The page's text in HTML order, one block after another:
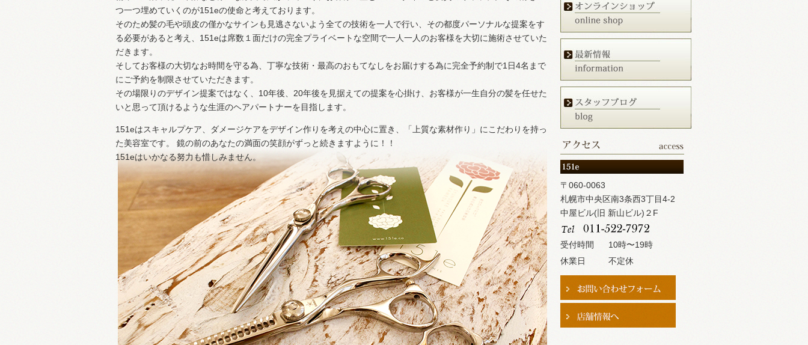
つ一つ埋めていくのが151eの使命と考えております。
そのため髪の毛や頭皮の僅かなサインも見逃さないよう全ての技術を一人で行い、その都度パーソナルな提案をす
る必要があると考え、151eは席数１面だけの完全プライベートな空間で一人一人のお客様を大切に施術させていた
だきます。
そしてお客様の大切なお時間を守る為、丁寧な技術・最高のおもてなしをお届けする為に完全予約制で1日4名まで
にご予約を制限させていただきます。
その場限りのデザイン提案ではなく、10年後、20年後を見据えての提案を心掛け、お客様が一生自分の髪を任せた
いと思って頂けるような生涯のヘアパートナーを目指します。
151eはスキャルプケア、ダメージケアをデザイン作りを考えの中心に置き、「上質な素材作り」にこだわりを持っ
た美容室です。 鏡の前のあなたの満面の笑顔がずっと続きますように！！
151eはいかなる努力も惜しみません。
〒060-0063
札幌市中央区南3条西3丁目4-2
中屋ビル(旧 新山ビル)２F
受付時間
10時〜19時
休業日
不定休